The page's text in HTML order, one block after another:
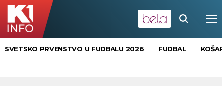
SVETSKO PRVENSTVO U FUDBALU 2026 FUDBAL